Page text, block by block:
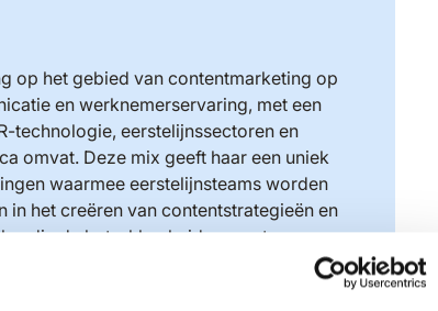
op het gebied van contentmarketing op
en werknemerservaring, met een
technologie, eerstelijnssectoren en
omvat. Deze mix geeft haar een uniek
waarmee eerstelijnsteams worden
het creëren van contentstrategieën en
die de betrokkenheid vergroten en
in duidelijke, bruikbare berichten voor